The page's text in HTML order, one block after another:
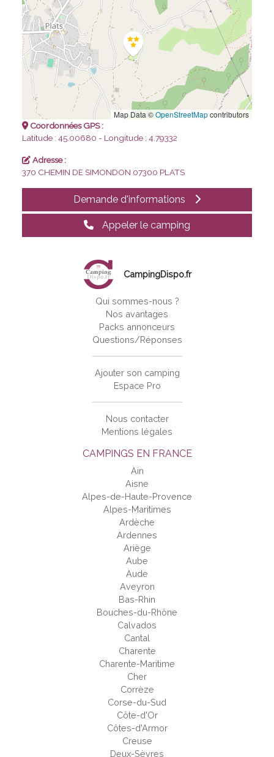
Map Data ©OpenStreetMapcontributors
Coordonnées GPS :
Latitude : 45.00680 - Longitude : 4.79332
Adresse :
370 CHEMIN DE SIMONDON 07300 PLATS
Demande d'informations
Appeler le camping
CAMPINGS EN FRANCE
Ain
Aisne
Alpes-de-Haute-Provence
Alpes-Maritimes
Ardèche
Ardennes
Ariège
Aube
Aude
Aveyron
Bas-Rhin
Bouches-du-Rhône
Calvados
Cantal
Charente
Charente-Maritime
Cher
Corrèze
Corse-du-Sud
Côte-d'Or
Côtes-d'Armor
Creuse
Deux-Sèvres
CampingDispo.fr
Qui sommes-nous ?
Nos avantages
Packs annonceurs
Questions/Réponses
Ajouter son camping
Espace Pro
Nous contacter
Mentions légales